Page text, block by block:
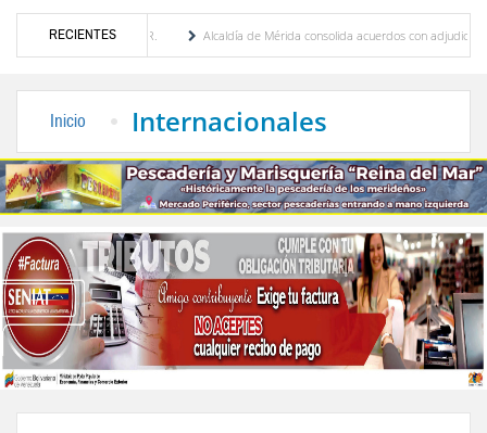
RECIENTES
Cordero R.
Alcaldía de Mérida consolida acuerdos con adjudicatarios del
Inicio Internacionales